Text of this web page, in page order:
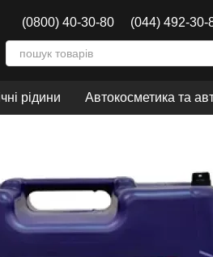
(0800) 40-30-80 (044) 492-30-
рідини Автокосметика та